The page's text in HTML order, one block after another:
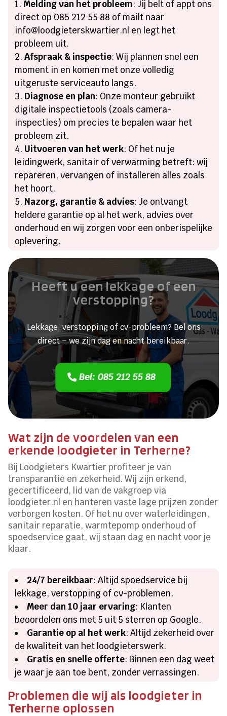
Melding van het probleem: Jij belt of appt ons
direct op 085 212 55 88 of mailt naar
info@loodgieterskwartier.nl en legt het
probleem uit.
Afspraak & inspectie: Wij plannen snel een
moment in en komen met onze volledig
uitgeruste serviceauto langs.
Diagnose en plan: Onze monteur gebruikt
digitale inspectietools (zoals camera-
inspecties) om precies te bepalen waar het
probleem zit.
Uitvoeren van het werk: Of het nu je
leidingwerk, sanitair of verwarming betreft: wij
repareren, vervangen of installeren alles zoals
het hoort.
Nazorg, garantie & advies: Je ontvangt
heldere garantie op al het werk, advies over
onderhoud en wij zorgen voor een onberispelijke
oplevering.
Heeft u een lekkage of een
verstopping?
Lekkage, verstopping of cv-probleem? Bel ons
direct – we zijn dag en nacht bereikbaar.
Bel: 085 212 55 88
Wat zijn de voordelen van een
erkende loodgieter in Terherne?
Bij Loodgieters Kwartier profiteer je van
transparantie en zekerheid. Wij zijn erkend,
gecertificeerd, lid van de vakgroep via
loodgieter.nl en hanteren vaste lage prijzen zonder
verborgen kosten. Of het nu over waterleidingen,
sanitair reparatie, warmtepomp onderhoud of
spoedservice gaat, wij staan dag en nacht voor je
klaar.
24/7 bereikbaar: Altijd spoedservice bij
lekkage, verstopping of cv-problemen.
Meer dan 10 jaar ervaring: Klanten
beoordelen ons met 5 uit 5 sterren op Google.
Garantie op al het werk: Altijd zekerheid over
de kwaliteit van het loodgieterswerk.
Gratis en snelle offerte: Binnen een dag weet
je waar je aan toe bent, zonder verrassingen.
Problemen die wij als loodgieter in
Terherne oplossen